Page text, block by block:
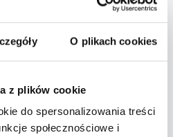
O plikach cookies
z plików cookie
do spersonalizowania treści
społecznościowe i